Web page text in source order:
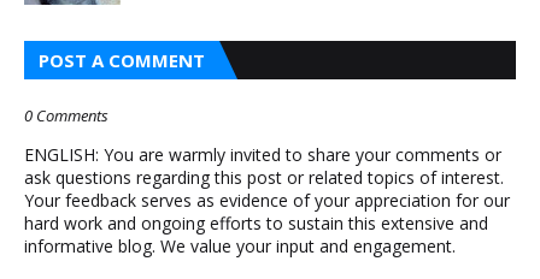
POST A COMMENT
0 Comments
ENGLISH: You are warmly invited to share your comments or
ask questions regarding this post or related topics of interest.
Your feedback serves as evidence of your appreciation for our
hard work and ongoing efforts to sustain this extensive and
informative blog. We value your input and engagement.